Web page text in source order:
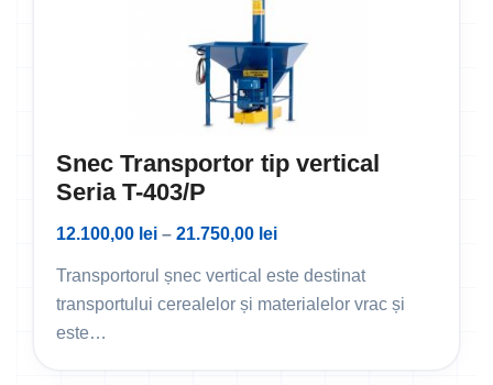
Snec Transportor tip vertical
Seria T-403/P
12.100,00 lei – 21.750,00 lei
Transportorul șnec vertical este destinat
transportului cerealelor și materialelor vrac și
este…